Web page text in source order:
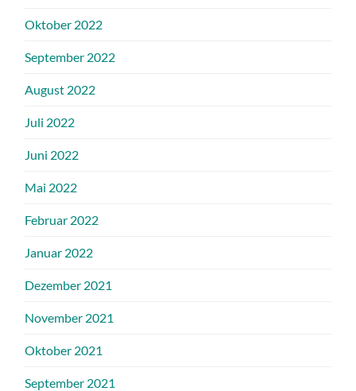
Oktober 2022
September 2022
August 2022
Juli 2022
Juni 2022
Mai 2022
Februar 2022
Januar 2022
Dezember 2021
November 2021
Oktober 2021
September 2021